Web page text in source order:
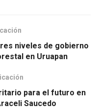
niveles de gobierno
en Uruapan
para el futuro en
Saucedo